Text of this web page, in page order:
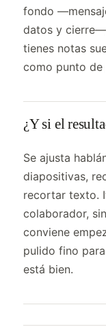
fondo
datos y
tienes notas
como punto de
¿Y si el
Se ajusta
diapositivas,
recortar texto.
colaborador,
conviene
pulido fino
está bien.